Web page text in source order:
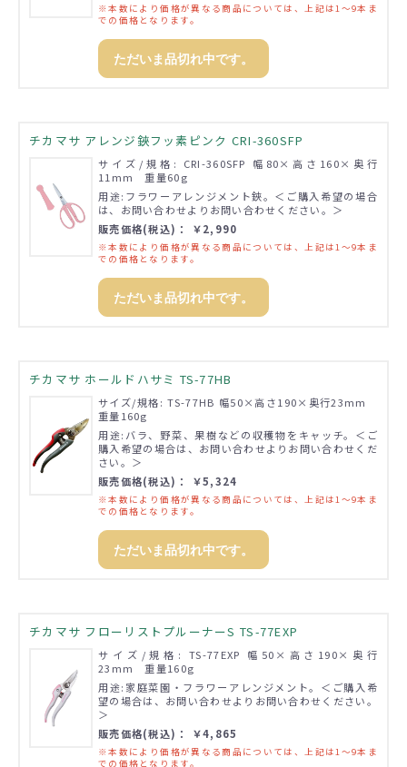
※本数により価格が異なる商品については、上記は1～9本ま
での価格となります。
ただいま品切れ中です。
チカマサ アレンジ鋏フッ素ピンク CRI-360SFP
サイズ/規格: CRI-360SFP 幅80×高さ160×奥行
11mm 重量60g
用途:フラワーアレンジメント鋏。＜ご購入希望の場合
は、お問い合わせよりお問い合わせください。＞
販売価格(税込)： ￥2,990
※本数により価格が異なる商品については、上記は1～9本ま
での価格となります。
ただいま品切れ中です。
チカマサ ホールドハサミ TS-77HB
サイズ/規格: TS-77HB 幅50×高さ190×奥行23mm
重量160g
用途:バラ、野菜、果樹などの収穫物をキャッチ。＜ご
購入希望の場合は、お問い合わせよりお問い合わせくだ
さい。＞
販売価格(税込)： ￥5,324
※本数により価格が異なる商品については、上記は1～9本ま
での価格となります。
ただいま品切れ中です。
チカマサ フローリストプルーナーS TS-77EXP
サイズ/規格: TS-77EXP 幅50×高さ190×奥行
23mm 重量160g
用途:家庭菜園・フラワーアレンジメント。＜ご購入希
望の場合は、お問い合わせよりお問い合わせください。
＞
販売価格(税込)： ￥4,865
※本数により価格が異なる商品については、上記は1～9本ま
での価格となります。